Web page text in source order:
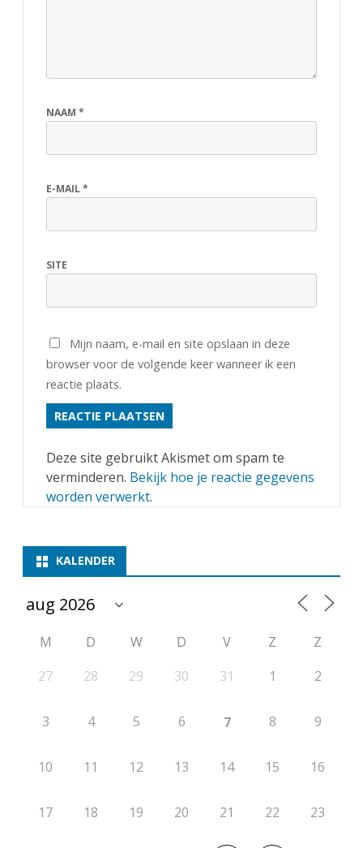
NAAM *
E-MAIL*
SITE
Mijn naam, e-mail en site opslaan in deze
browser voor de volgende keer wanneer ik een
reactie plaats.
Deze site gebruikt Akismet om spam te
verminderen. Bekijk hoe je reactie gegevens
worden verwerkt.
KALENDER
M D W D V Z
Z
27
28 29 30 31 1 2
3 4 5 6 7 8 9
10 11 12 13 14 15 16
17 18 19 20 21 22 23